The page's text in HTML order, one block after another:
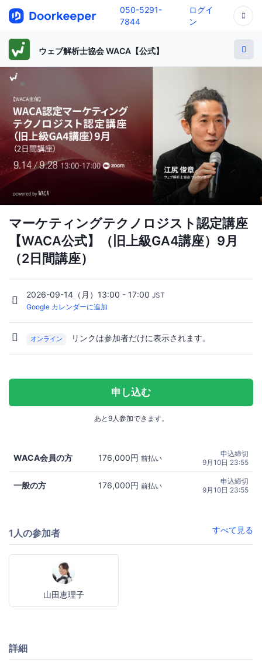
050-5291-
7844
ログイ
ン
ウェブ解析士協会 WACA【公式】
マーケティングテクノロジスト認定講座
【WACA公式】（旧上級GA4講座）9月
（2日間講座）
2026-09-14（月）13:00 - 17:00 JST
Google カレンダーに追加
オンライン リンクは参加者だけに表示されます。
申し込む
あと9人参加できます。
WACA会員の方 176,000円 前払い
申込締切
9月10日 23:55
一般の方 176,000円 前払い
申込締切
9月10日 23:55
1人の参加者 すべて見る
山田恵理子
詳細